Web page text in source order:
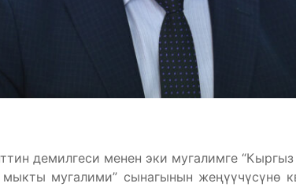
демилгеси менен эки мугалимге
мугалими” сынагынын жеңүүчүсүнө